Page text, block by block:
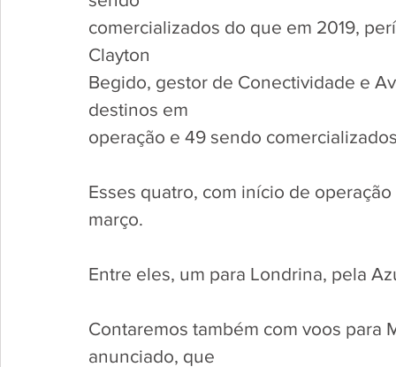
comercializados do que em 2019,
Clayton
Begido, gestor de Conectividade e
destinos em
operação e 49 sendo
Esses quatro, com início de
março.
Entre eles, um para Londrina, pela
Contaremos também com voos para
anunciado, que